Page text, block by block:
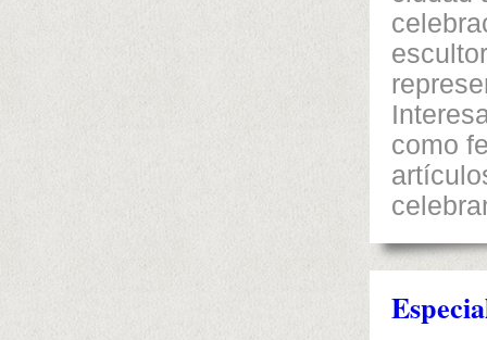
como